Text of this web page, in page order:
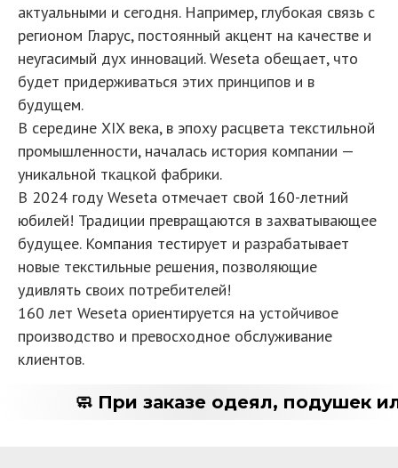
актуальными и сегодня. Например, глубокая связь с
регионом Гларус, постоянный акцент на качестве и
неугасимый дух инноваций. Weseta обещает, что
будет придерживаться этих принципов и в
будущем.
В середине XIX века, в эпоху расцвета текстильной
промышленности, началась история компании —
уникальной ткацкой фабрики.
В 2024 году Weseta отмечает свой 160-летний
юбилей! Традиции превращаются в захватывающее
будущее. Компания тестирует и разрабатывает
новые текстильные решения, позволяющие
удивлять своих потребителей!
160 лет Weseta ориентируется на устойчивое
производство и превосходное обслуживание
клиентов.
🧼 При заказе одеял, подушек